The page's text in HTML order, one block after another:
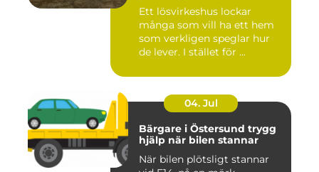
Ett lösvirkeshus lockar
många som vill ha ett hem
som verkligen speglar hur
de lever. I stället för ...
04. Jul
Bärgare i Östersund trygg
hjälp när bilen stannar
När bilen plötsligt stannar